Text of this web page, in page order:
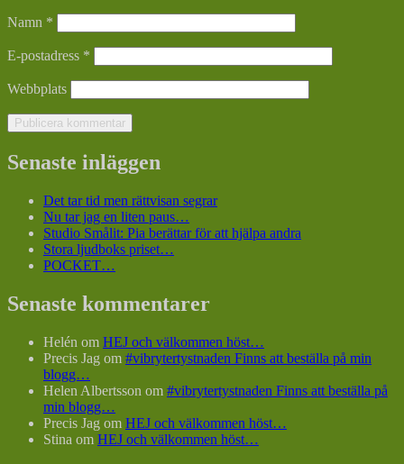
Namn *
E-postadress *
Webbplats
Senaste inläggen
Det tar tid men rättvisan segrar
Nu tar jag en liten paus…
Studio Smålit: Pia berättar för att hjälpa andra
Stora ljudboks priset…
POCKET…
Senaste kommentarer
Helén om HEJ och välkommen höst…
Precis Jag om #vibrytertystnaden Finns att beställa på min
blogg…
Helen Albertsson om #vibrytertystnaden Finns att beställa på
min blogg…
Precis Jag om HEJ och välkommen höst…
Stina om HEJ och välkommen höst…